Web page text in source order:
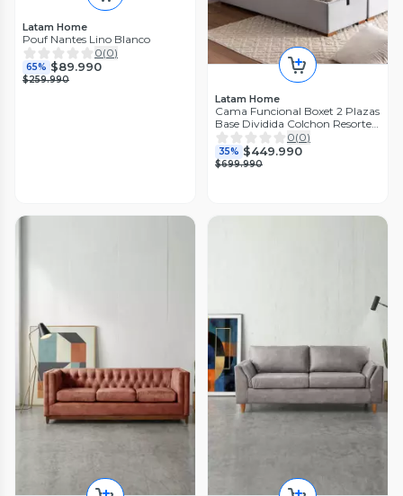
Latam Home
Pouf Nantes Lino Blanco
0(0)
65% $89.990
$259.990
Latam Home
Cama Funcional Boxet 2 Plazas
Base Dividida Colchon Resortes
New Top Funda Lavable Gris
0(0)
35% $449.990
$699.990